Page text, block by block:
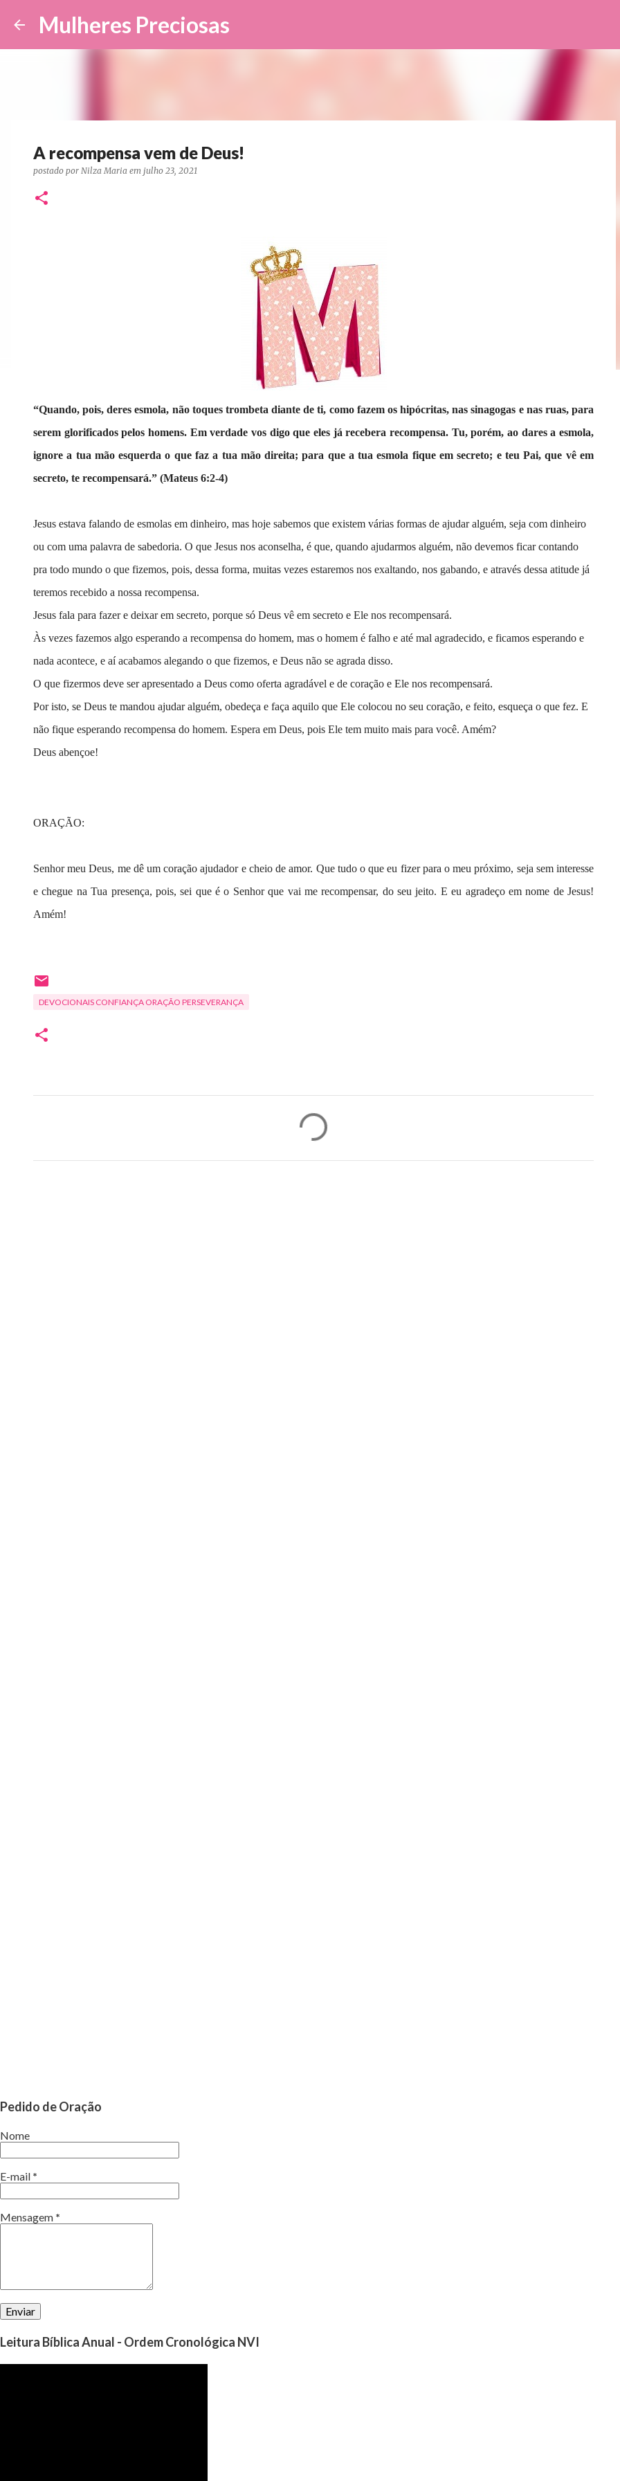
Mulheres Preciosas
A recompensa vem de Deus!
postado por Nilza Maria em julho 23, 2021
“Quando, pois, deres esmola, não toques trombeta diante de ti, como fazem os hipócritas, nas sinagogas e nas ruas, para
serem glorificados pelos homens. Em verdade vos digo que eles já recebera recompensa. Tu, porém, ao dares a esmola,
ignore a tua mão esquerda o que faz a tua mão direita; para que a tua esmola fique em secreto; e teu Pai, que vê em
secreto, te recompensará.” (Mateus 6:2-4)
Jesus estava falando de esmolas em dinheiro, mas hoje sabemos que existem várias formas de ajudar alguém, seja com dinheiro
ou com uma palavra de sabedoria. O que Jesus nos aconselha, é que, quando ajudarmos alguém, não devemos ficar contando
pra todo mundo o que fizemos, pois, dessa forma, muitas vezes estaremos nos exaltando, nos gabando, e através dessa atitude já
teremos recebido a nossa recompensa.
Jesus fala para fazer e deixar em secreto, porque só Deus vê em secreto e Ele nos recompensará.
Às vezes fazemos algo esperando a recompensa do homem, mas o homem é falho e até mal agradecido, e ficamos esperando e
nada acontece, e aí acabamos alegando o que fizemos, e Deus não se agrada disso.
O que fizermos deve ser apresentado a Deus como oferta agradável e de coração e Ele nos recompensará.
Por isto, se Deus te mandou ajudar alguém, obedeça e faça aquilo que Ele colocou no seu coração, e feito, esqueça o que fez. E
não fique esperando recompensa do homem. Espera em Deus, pois Ele tem muito mais para você. Amém?
Deus abençoe!
ORAÇÃO:
Senhor meu Deus, me dê um coração ajudador e cheio de amor. Que tudo o que eu fizer para o meu próximo, seja sem interesse
e chegue na Tua presença, pois, sei que é o Senhor que vai me recompensar, do seu jeito. E eu agradeço em nome de Jesus!
Amém!
DEVOCIONAIS CONFIANÇA ORAÇÃO PERSEVERANÇA
Pedido de Oração
Nome
E-mail *
Mensagem *
Leitura Bíblica Anual - Ordem Cronológica NVI